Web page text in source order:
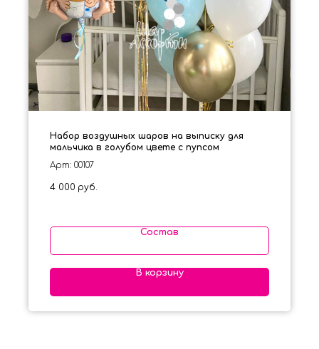
Набор воздушных шаров на выписку для
мальчика в голубом цвете с пупсом
Арт: 00107
4 000 руб.
Состав
В корзину